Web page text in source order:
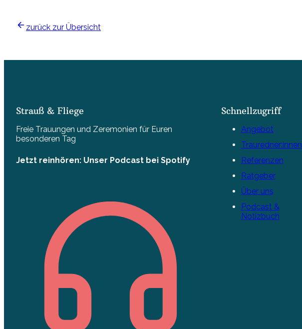
zurück zur Übersicht
Strauß & Fliege
Freie Trauungen und Zeremonien für Euren
besonderen Tag
Jetzt reinhören: Unser Podcast bei Spotify
Schnellzugriff
Angebot
Trauredner:innen
Referenzen
Ratgeber
Über uns
Podcast &
Notizbuch